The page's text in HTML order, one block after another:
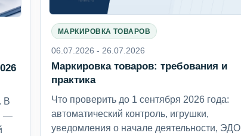
В
—
МАРКИРОВКА ТОВАРОВ
06.07.2026 - 26.07.2026
Маркировка товаров: требования и
практика
Что проверить до 1 сентября 2026 года:
автоматический контроль, игрушки,
уведомления о начале деятельности, ЭДО